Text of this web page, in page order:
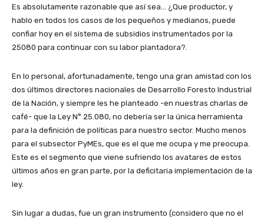
Es absolutamente razonable que así sea… ¿Que productor, y
hablo en todos los casos de los pequeños y medianos, puede
confiar hoy en el sistema de subsidios instrumentados por la
25080 para continuar con su labor plantadora?.
En lo personal, afortunadamente, tengo una gran amistad con los
dos últimos directores nacionales de Desarrollo Foresto Industrial
de la Nación, y siempre les he planteado -en nuestras charlas de
café- que la Ley N° 25.080, no debería ser la única herramienta
para la definición de políticas para nuestro sector. Mucho menos
para el subsector PyMEs, que es el que me ocupa y me preocupa.
Este es el segmento que viene sufriendo los avatares de estos
últimos años en gran parte, por la deficitaria implementación de la
ley.
Sin lugar a dudas, fue un gran instrumento (considero que no el